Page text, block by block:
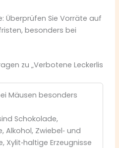
Überprüfen Sie Vorräte auf
besonders bei
zu „Verbotene Leckerlis
Mäusen besonders
Schokolade,
Alkohol, Zwiebel‑ und
Erzeugnisse